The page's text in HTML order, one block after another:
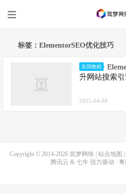
标签：ElementorSEO优化技巧
实用教程
升网站搜索
2025-04-08
Copyright © 2014-2026 筑梦网络 站点地图
腾讯云 & 七牛强力驱动 粤